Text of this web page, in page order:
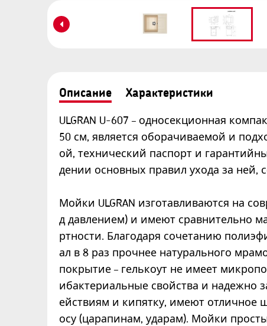
Описание Характеристики
ULGRAN U-607 – односекционная
50 см, является оборачиваемой и
ой, технический паспорт и
дении основных правил ухода за ней,
Мойки ULGRAN изготавливаются на
д давлением) и имеют сравнительно
ртности. Благодаря сочетанию
ал в 8 раз прочнее натурального
покрытие – гелькоут не имеет
ибактериальные свойства и надежно
ействиям и кипятку, имеют отличное
осу (царапинам, ударам). Мойки